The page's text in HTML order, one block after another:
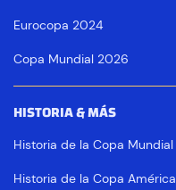
Eurocopa 2024
Copa Mundial 2026
HISTORIA & MÁS
Historia de la Copa Mundial
Historia de la Copa América